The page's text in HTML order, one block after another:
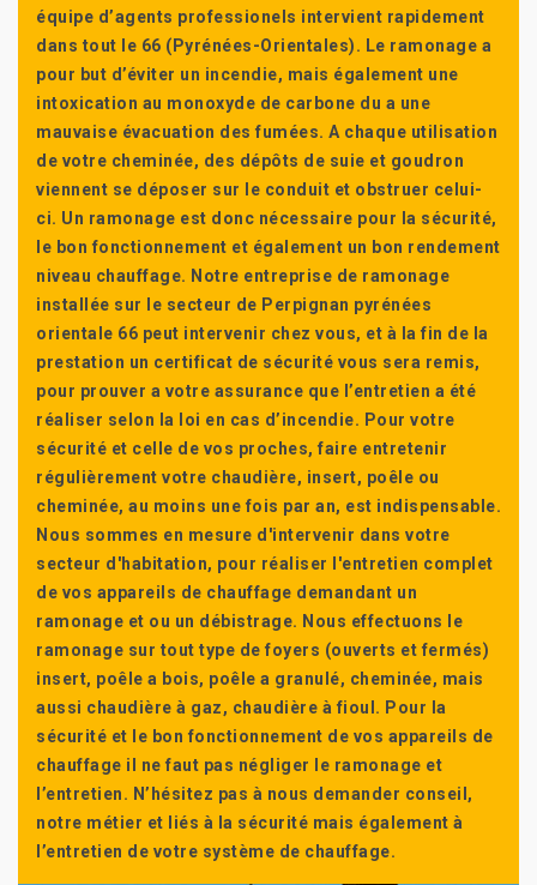
équipe d’agents professionels intervient rapidement
dans tout le 66 (Pyrénées-Orientales). Le ramonage a
pour but d’éviter un incendie, mais également une
intoxication au monoxyde de carbone du a une
mauvaise évacuation des fumées. A chaque utilisation
de votre cheminée, des dépôts de suie et goudron
viennent se déposer sur le conduit et obstruer celui-
ci. Un ramonage est donc nécessaire pour la sécurité,
le bon fonctionnement et également un bon rendement
niveau chauffage. Notre entreprise de ramonage
installée sur le secteur de Perpignan pyrénées
orientale 66 peut intervenir chez vous, et à la fin de la
prestation un certificat de sécurité vous sera remis,
pour prouver a votre assurance que l’entretien a été
réaliser selon la loi en cas d’incendie. Pour votre
sécurité et celle de vos proches, faire entretenir
régulièrement votre chaudière, insert, poêle ou
cheminée, au moins une fois par an, est indispensable.
Nous sommes en mesure d'intervenir dans votre
secteur d'habitation, pour réaliser l'entretien complet
de vos appareils de chauffage demandant un
ramonage et ou un débistrage. Nous effectuons le
ramonage sur tout type de foyers (ouverts et fermés)
insert, poêle a bois, poêle a granulé, cheminée, mais
aussi chaudière à gaz, chaudière à fioul. Pour la
sécurité et le bon fonctionnement de vos appareils de
chauffage il ne faut pas négliger le ramonage et
l’entretien. N’hésitez pas à nous demander conseil,
notre métier et liés à la sécurité mais également à
l’entretien de votre système de chauffage.